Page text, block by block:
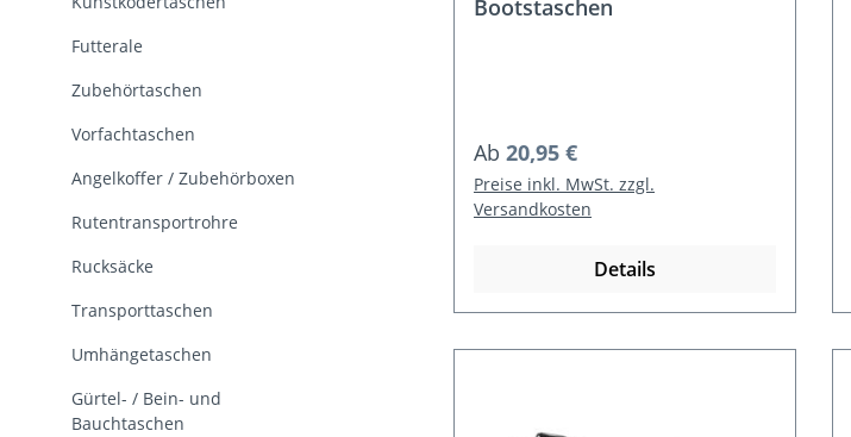
Futterale
Zubehörtaschen
Vorfachtaschen
Angelkoffer / Zubehörboxen
Rutentransportrohre
Rucksäcke
Transporttaschen
Umhängetaschen
Gürtel- / Bein- und
Bauchtaschen
Bootstaschen
Regulärer Preis:
Ab 20,95 €
Preise inkl. MwSt. zzgl.
Versandkosten
Details